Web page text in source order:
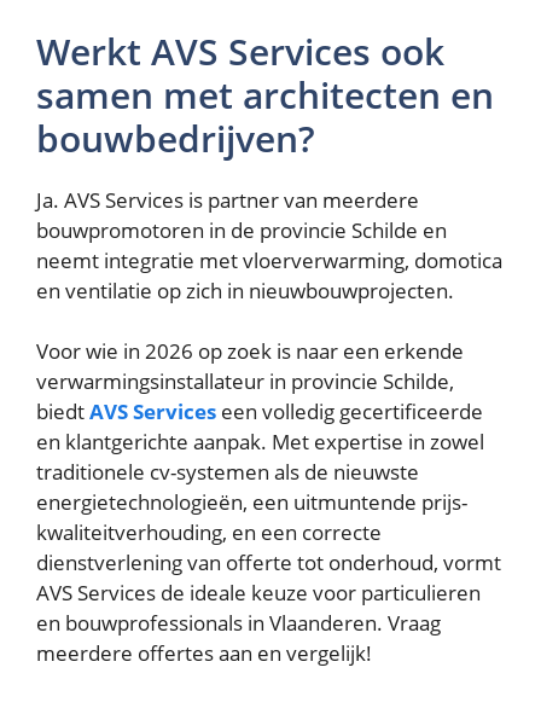
Werkt AVS Services ook
samen met architecten en
bouwbedrijven?
Ja. AVS Services is partner van meerdere
bouwpromotoren in de provincie Schilde en
neemt integratie met vloerverwarming, domotica
en ventilatie op zich in nieuwbouwprojecten.
Voor wie in 2026 op zoek is naar een erkende
verwarmingsinstallateur in provincie Schilde,
biedtAVS Services een volledig gecertificeerde
en klantgerichte aanpak. Met expertise in zowel
traditionele cv-systemen als de nieuwste
energietechnologieën, een uitmuntende prijs-
kwaliteitverhouding, en een correcte
dienstverlening van offerte tot onderhoud, vormt
AVS Services de ideale keuze voor particulieren
en bouwprofessionals in Vlaanderen. Vraag
meerdere offertes aan en vergelijk!